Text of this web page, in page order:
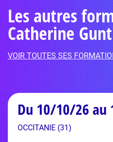
Les autres
Catherine
VOIR TOUTES SES
Du 10/10/26 au
OCCITANIE (31)